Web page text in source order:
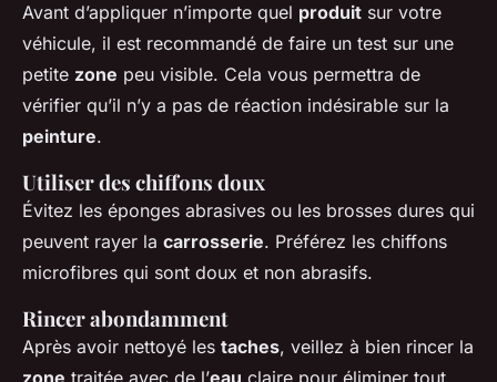
Avant d’appliquer n’importe quel produit sur votre
véhicule, il est recommandé de faire un test sur une
petite zone peu visible. Cela vous permettra de
vérifier qu’il n’y a pas de réaction indésirable sur la
peinture.
Utiliser des chiffons doux
Évitez les éponges abrasives ou les brosses dures qui
peuvent rayer la carrosserie. Préférez les chiffons
microfibres qui sont doux et non abrasifs.
Rincer abondamment
Après avoir nettoyé les taches, veillez à bien rincer la